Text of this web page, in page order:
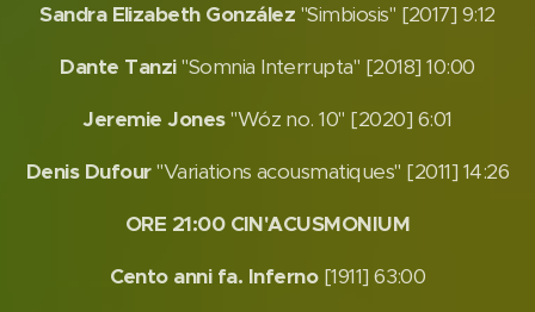
Sandra Elizabeth González "Simbiosis" [2017] 9:12
Dante Tanzi"Somnia Interrupta" [2018] 10:00
Jeremie Jones"Wóz no. 10" [2020] 6:01
Denis Dufour"Variations acousmatiques" [2011] 14:26
ORE 21:00 CIN'ACUSMONIUM
Cento anni fa. Inferno[1911] 63:00